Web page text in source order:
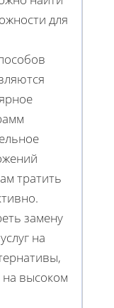
для
тратить
замену
на
на высоком